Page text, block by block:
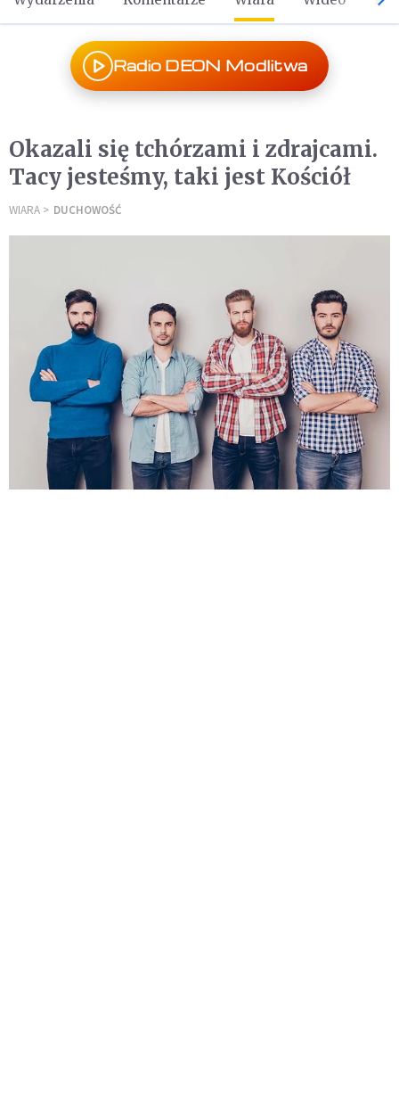
Radio DEON Modlitwa
Okazali się tchórzami i zdrajcami.
Tacy jesteśmy, taki jest Kościół
WIARA DUCHOWOŚĆ